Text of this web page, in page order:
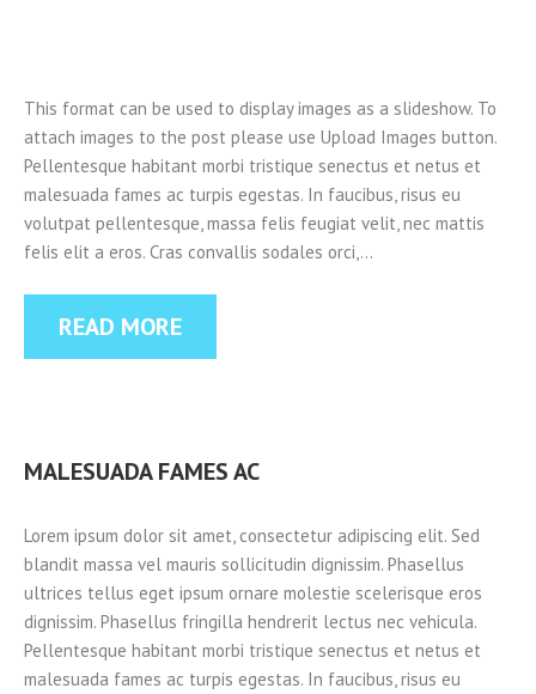
This format can be used to display images as a slideshow. To
attach images to the post please use Upload Images button.
Pellentesque habitant morbi tristique senectus et netus et
malesuada fames ac turpis egestas. In faucibus, risus eu
volutpat pellentesque, massa felis feugiat velit, nec mattis
felis elit a eros. Cras convallis sodales orci,…
READ MORE
MALESUADA FAMES AC
Lorem ipsum dolor sit amet, consectetur adipiscing elit. Sed
blandit massa vel mauris sollicitudin dignissim. Phasellus
ultrices tellus eget ipsum ornare molestie scelerisque eros
dignissim. Phasellus fringilla hendrerit lectus nec vehicula.
Pellentesque habitant morbi tristique senectus et netus et
malesuada fames ac turpis egestas. In faucibus, risus eu